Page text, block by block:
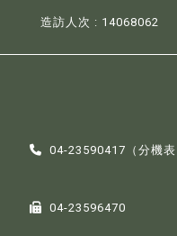
造訪人次 : 14068062
04-23590417（分機表
04-23596470